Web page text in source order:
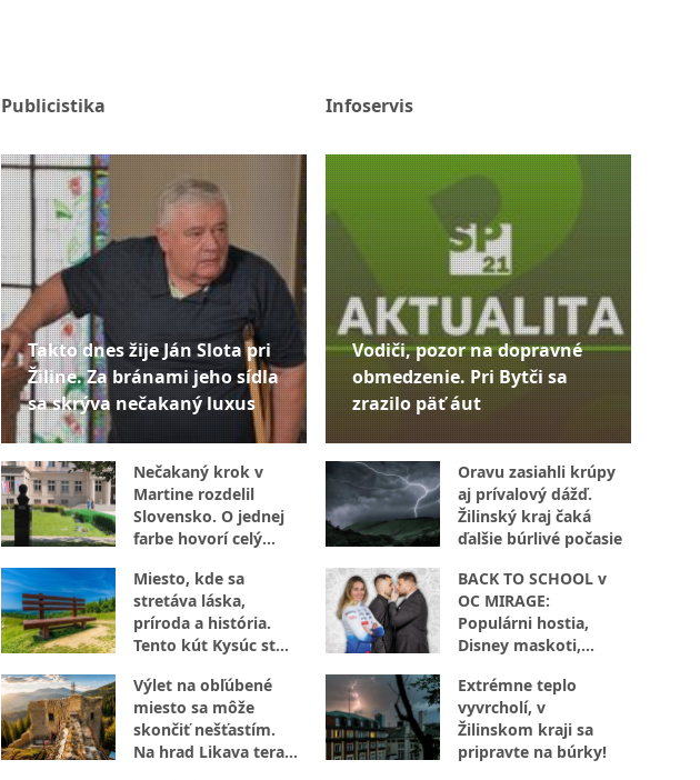
Publicistika
Takto dnes žije Ján Slota pri
Žiline. Za bránami jeho sídla
sa skrýva nečakaný luxus
Nečakaný krok v
Martine rozdelil
Slovensko. O jednej
farbe hovorí celý
Miesto, kde sa
stretáva láska,
príroda a história.
Tento kút Kysúc stojí
Výlet na obľúbené
miesto sa môže
skončiť nešťastím.
Na hrad Likava teraz
Infoservis
Vodiči, pozor na dopravné
obmedzenie. Pri Bytči sa
zrazilo päť áut
Oravu zasiahli krúpy
aj prívalový dážď.
Žilinský kraj čaká
ďalšie búrlivé počasie
BACK TO SCHOOL v
OC MIRAGE:
Populárni hostia,
Disney maskoti,
autogramiáda. Žilina
zažije popoludnie
plné zábavy
Extrémne teplo
vyvrcholí, v
Žilinskom kraji sa
pripravte na búrky!